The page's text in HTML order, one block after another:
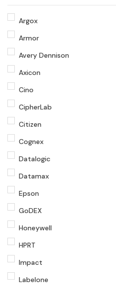
Argox
Armor
Avery Dennison
Axicon
Cino
CipherLab
Citizen
Cognex
Datalogic
Datamax
Epson
GoDEX
Honeywell
HPRT
Impact
Labelone